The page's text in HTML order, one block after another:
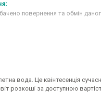
повернення та обмін
вода. Це квінтесенція
розкоші за доступною